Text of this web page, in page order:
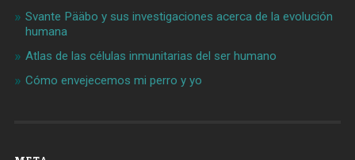
Svante Pääbo y sus investigaciones acerca de la evolución
humana
Atlas de las células inmunitarias del ser humano
Cómo envejecemos mi perro y yo